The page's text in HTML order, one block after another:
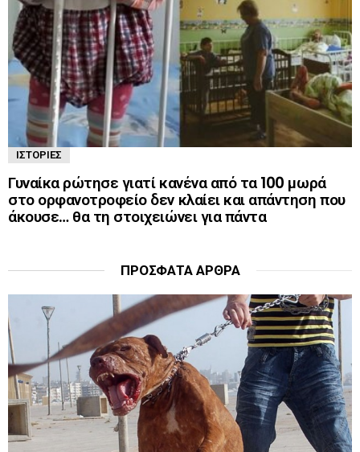
ΙΣΤΟΡΊΕΣ
Γυναίκα ρώτησε γιατί κανένα από τα 100 μωρά
στο ορφανοτροφείο δεν κλαίει και απάντηση που
άκουσε… θα τη στοιχειώνει για πάντα
ΠΡΌΣΦΑΤΑ ΆΡΘΡΑ